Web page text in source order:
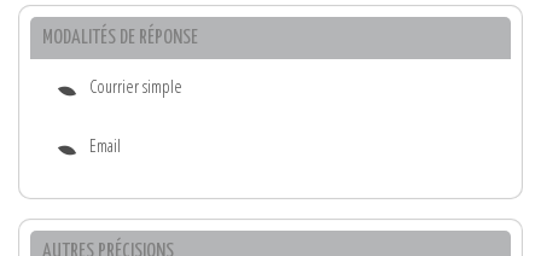
MODALITÉS DE RÉPONSE
Courrier simple
Email
AUTRES PRÉCISIONS